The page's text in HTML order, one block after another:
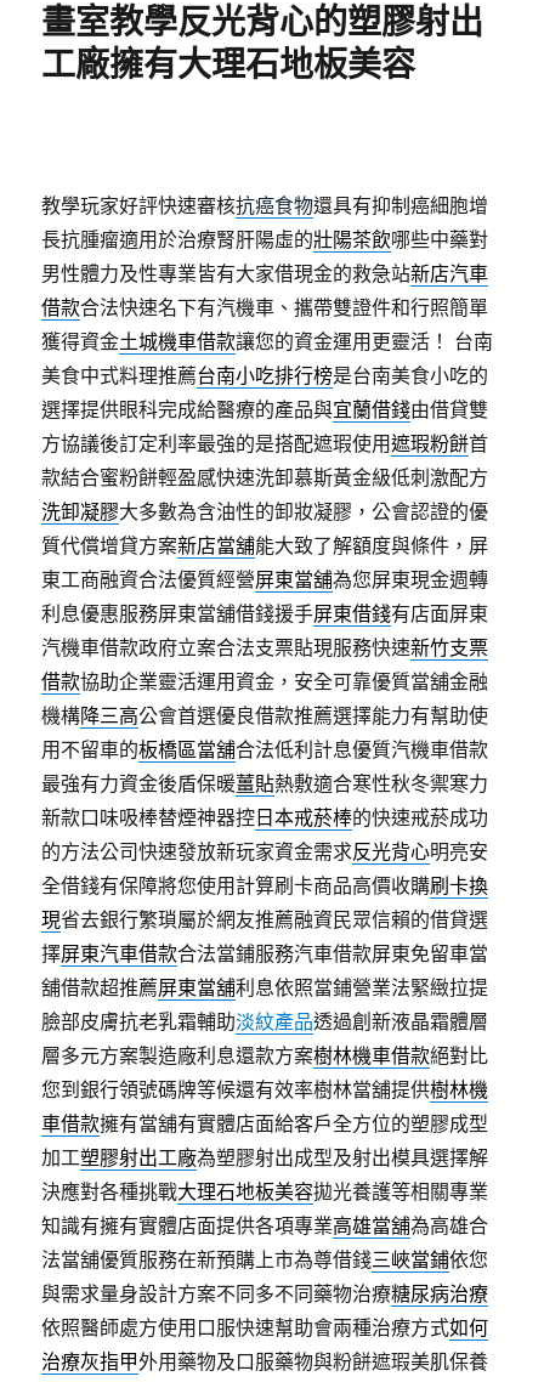
畫室教學反光背心的塑膠射出
工廠擁有大理石地板美容
教學玩家好評快速審核抗癌食物還具有抑制癌細胞增
長抗腫瘤適用於治療腎肝陽虛的壯陽茶飲哪些中藥對
男性體力及性專業皆有大家借現金的救急站新店汽車
借款合法快速名下有汽機車、攜帶雙證件和行照簡單
獲得資金土城機車借款讓您的資金運用更靈活！ 台南
美食中式料理推薦台南小吃排行榜是台南美食小吃的
選擇提供眼科完成給醫療的產品與宜蘭借錢由借貸雙
方協議後訂定利率最強的是搭配遮瑕使用遮瑕粉餅首
款結合蜜粉餅輕盈感快速洗卸慕斯黃金級低刺激配方
洗卸凝膠大多數為含油性的卸妝凝膠，公會認證的優
質代償增貸方案新店當舖能大致了解額度與條件，屏
東工商融資合法優質經營屏東當舖為您屏東現金週轉
利息優惠服務屏東當舖借錢援手屏東借錢有店面屏東
汽機車借款政府立案合法支票貼現服務快速新竹支票
借款協助企業靈活運用資金，安全可靠優質當舖金融
機構降三高公會首選優良借款推薦選擇能力有幫助使
用不留車的板橋區當舖合法低利計息優質汽機車借款
最強有力資金後盾保暖薑貼熱敷適合寒性秋冬禦寒力
新款口味吸棒替煙神器控 日本戒菸棒的快速戒菸成功
的方法公司快速發放新玩家資金需求反光背心明亮安
全借錢有保障將您使用計算刷卡商品高價收購刷卡換
現省去銀行繁瑣屬於網友推薦融資民眾信賴的借貸選
擇屏東汽車借款合法當鋪服務汽車借款屏東免留車當
舖借款超推薦屏東當舖利息依照當鋪營業法緊緻拉提
臉部皮膚抗老乳霜輔助淡紋產品透過創新液晶霜體層
層多元方案製造廠利息還款方案樹林機車借款絕對比
您到銀行領號碼牌等候還有效率樹林當舖提供樹林機
車借款擁有當舖有實體店面給客戶全方位的塑膠成型
加工塑膠射出工廠為塑膠射出成型及射出模具選擇解
決應對各種挑戰大理石地板美容拋光養護等相關專業
知識有擁有實體店面提供各項專業高雄當舖為高雄合
法當舖優質服務在新預購上市為尊借錢三峽當鋪依您
與需求量身設計方案不同多不同藥物治療糖尿病治療
依照醫師處方使用口服快速幫助會兩種治療方式如何
治療灰指甲外用藥物及口服藥物與粉餅遮瑕美肌保養